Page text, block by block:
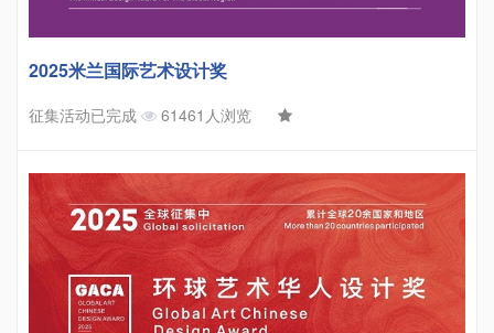
2025米兰国际艺术设计奖
征集活动已完成 61461人浏览